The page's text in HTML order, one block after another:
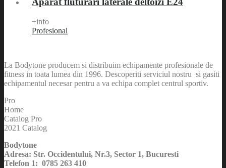
+info
Profesional
La Bodytone producem si distribuim echipamente profesionale de
fitness in toata lumea din 1996. Descoperiti serviciul nostru si gasiti
echipamentul necesar pentru a va echipa complet centrul sportiv.
Pro
Home
Catalog Pro
2021 Catalog
Bodytone
Adresa: Str. Occidentului, Nr.3, Sector 1, Bucuresti
Telefon 1: 0785 263 410